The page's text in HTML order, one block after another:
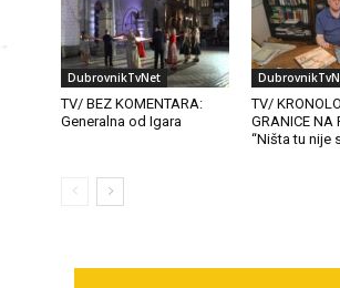
DubrovnikTvNet
TV/ BEZ KOMENTARA:
Generalna od Igara
TV/
GRANICE NA
“Ništa tu nije